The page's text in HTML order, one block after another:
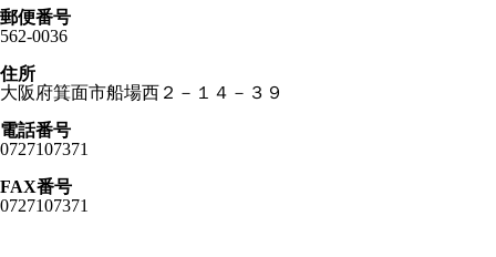
郵便番号
562-0036
住所
大阪府箕面市船場西２－１４－３９
電話番号
0727107371
FAX番号
0727107371